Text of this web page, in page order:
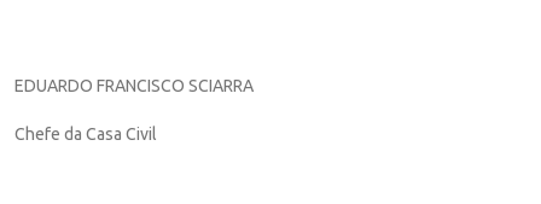
EDUARDO FRANCISCO SCIARRA
Chefe da Casa Civil